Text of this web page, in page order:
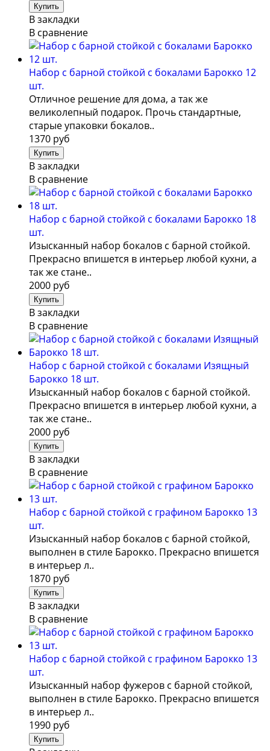
В закладки
В сравнение
Набор с барной стойкой с бокалами Барокко 12
шт.
Отличное решение для дома, а так же
великолепный подарок. Прочь стандартные,
старые упаковки бокалов..
1370 руб
В закладки
В сравнение
Набор с барной стойкой с бокалами Барокко 18
шт.
Изысканный набор бокалов с барной стойкой.
Прекрасно впишется в интерьер любой кухни, а
так же стане..
2000 руб
В закладки
В сравнение
Набор с барной стойкой с бокалами Изящный
Барокко 18 шт.
Изысканный набор бокалов с барной стойкой.
Прекрасно впишется в интерьер любой кухни, а
так же стане..
2000 руб
В закладки
В сравнение
Набор с барной стойкой с графином Барокко 13
шт.
Изысканный набор бокалов с барной стойкой,
выполнен в стиле Барокко. Прекрасно впишется
в интерьер л..
1870 руб
В закладки
В сравнение
Набор с барной стойкой с графином Барокко 13
шт.
Изысканный набор фужеров с барной стойкой,
выполнен в стиле Барокко. Прекрасно впишется
в интерьер л..
1990 руб